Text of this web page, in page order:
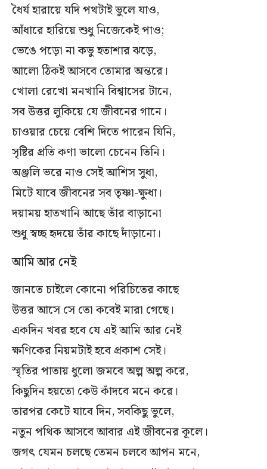
ধৈর্য হারায়ে যদি পথটাই ভুলে যাও,
আঁধারে হারিয়ে শুধু নিজেকেই পাও;
ভেঙে পড়ো না কভু হতাশার ঝড়ে,
আলো ঠিকই আসবে তোমার অন্তরে।
খোলা রেখো মনখানি বিশ্বাসের টানে,
সব উত্তর লুকিয়ে যে জীবনের গানে।
চাওয়ার চেয়ে বেশি দিতে পারেন যিনি,
সৃষ্টির প্রতি কণা ভালো চেনেন তিনি।
অঞ্জলি ভরে নাও সেই আশিস সুধা,
মিটে যাবে জীবনের সব তৃষ্ণা-ক্ষুধা।
দয়াময় হাতখানি আছে তাঁর বাড়ানো
শুধু স্বচ্ছ হৃদয়ে তাঁর কাছে দাঁড়ানো।
আমি আর নেই
জানতে চাইলে কোনো পরিচিতের কাছে
উত্তর আসে সে তো কবেই মারা গেছে।
একদিন খবর হবে যে এই আমি আর নেই
ক্ষণিকের নিয়মটাই হবে প্রকাশ সেই।
স্মৃতির পাতায় ধুলো জমবে অল্প অল্প করে,
কিছুদিন হয়তো কেউ কাঁদবে মনে করে।
তারপর কেটে যাবে দিন, সবকিছু ভুলে,
নতুন পথিক আসবে আবার এই জীবনের কূলে।
জগৎ যেমন চলছে তেমন চলবে আপন মনে,